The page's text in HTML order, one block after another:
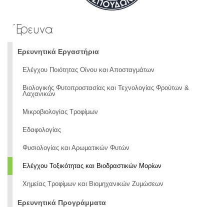
Έρευνα
Ερευνητικά Εργαστήρια
Ελέγχου Ποιότητας Οίνου και Αποσταγμάτων
Βιολογικής Φυτοπροστασίας και Τεχνολογίας Φρούτων &
Λαχανικών
Μικροβιολογίας Τροφίμων
Εδαφολογίας
Φυσιολογίας και Αρωματικών Φυτών
Ελέγχου Τοξικότητας και Βιοδραστικών Μορίων
Χημείας Τροφίμων και Βιομηχανικών Ζυμώσεων
Ερευνητικά Προγράμματα